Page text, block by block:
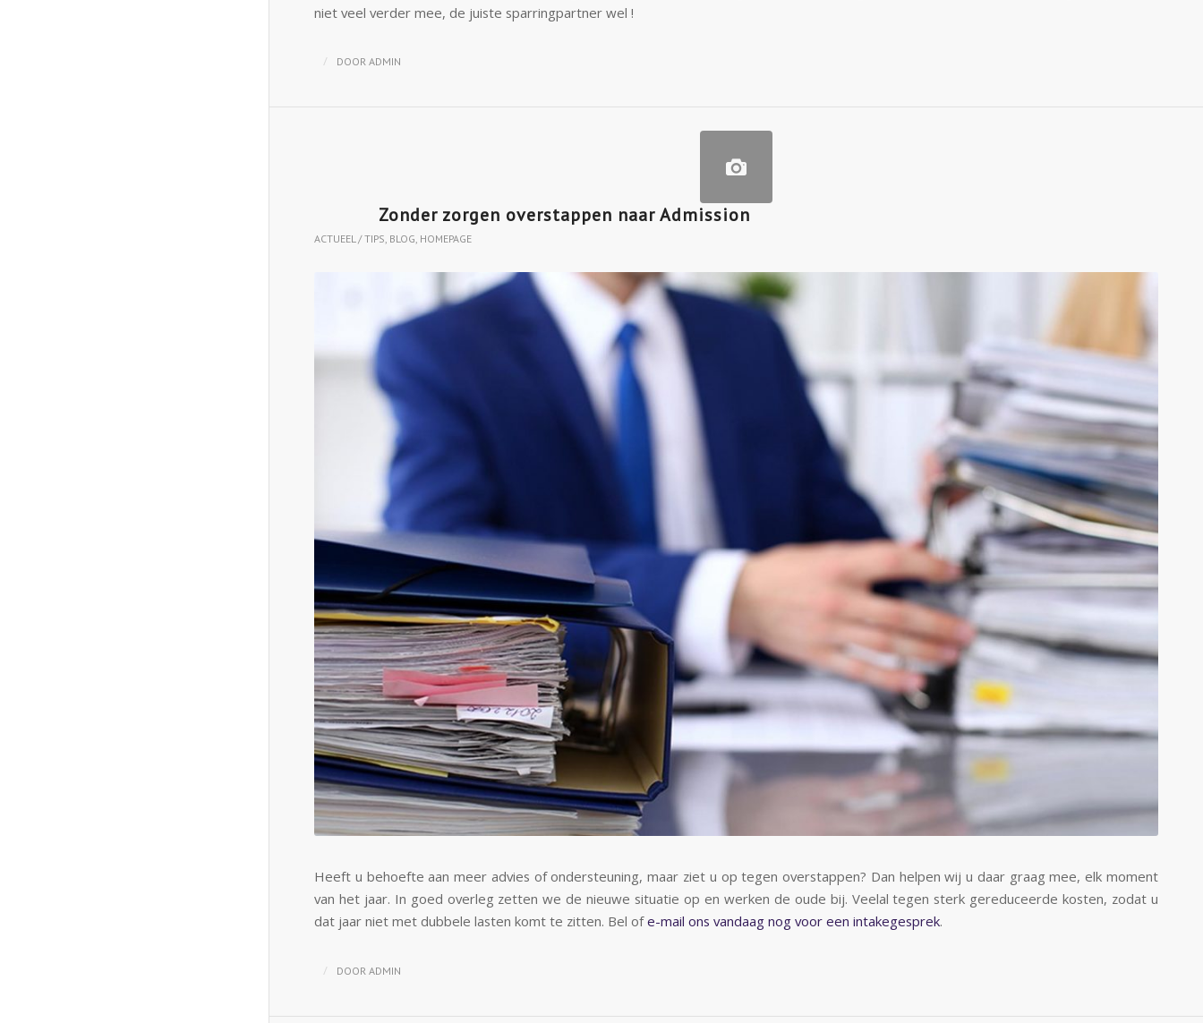
niet veel verder mee, de juiste sparringpartner wel !
/ DOOR ADMIN
Zonder zorgen overstappen naar Admission
ACTUEEL / TIPS, BLOG, HOMEPAGE
Heeft u behoefte aan meer advies of ondersteuning, maar ziet u op tegen overstappen? Dan helpen wij u daar graag mee, elk moment
van het jaar. In goed overleg zetten we de nieuwe situatie op en werken de oude bij. Veelal tegen sterk gereduceerde kosten, zodat u
dat jaar niet met dubbele lasten komt te zitten. Bel ofe-mail ons vandaag nog voor een intakegesprek.
/ DOOR ADMIN